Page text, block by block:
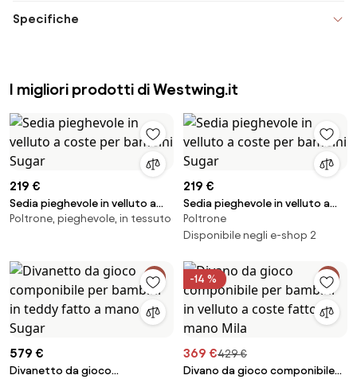
Specifiche
I migliori prodotti di Westwing.it
219 €
Sedia pieghevole in velluto a
coste per bambini Sugar
Poltrone, pieghevole, in tessuto
219 €
Sedia pieghevole in velluto a
coste per bambini Sugar
Poltrone
Disponibile negli e-shop 2
579 €
Divanetto da gioco
-14 %
369 €429 €
Divano da gioco componibile